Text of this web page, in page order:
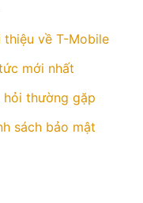
thiệu về T-Mobile
mới nhất
hỏi thường gặp
sách bảo mật